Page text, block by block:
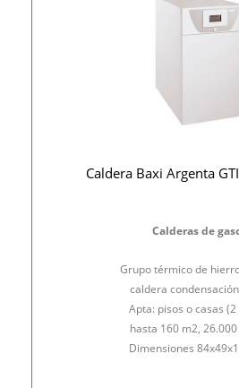
Caldera Baxi Argenta
Calderas de
Grupo térmico de
caldera
Apta: pisos o casas (2
hasta 160 m2, 26.000
Dimensiones